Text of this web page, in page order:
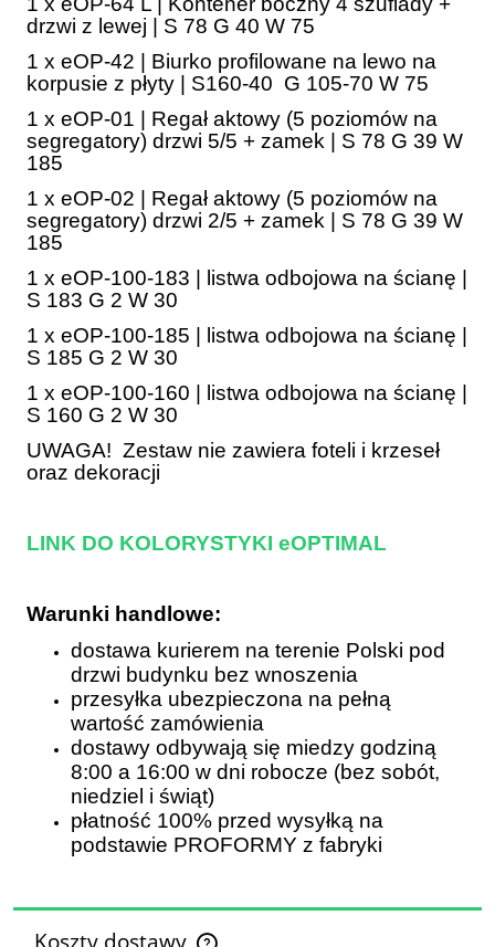
drzwi z lewej | S 78 G 40 W 75
1 x eOP-42 | Biurko profilowane na lewo na
korpusie z płyty | S160-40 G 105-70 W 75
1 x eOP-01 | Regał aktowy (5 poziomów na
segregatory) drzwi 5/5 + zamek | S 78 G 39 W
185
1 x eOP-02 | Regał aktowy (5 poziomów na
segregatory) drzwi 2/5 + zamek | S 78 G 39 W
185
1 x eOP-100-183 | listwa odbojowa na ścianę |
S 183 G 2 W 30
1 x eOP-100-185 | listwa odbojowa na ścianę |
S 185 G 2 W 30
1 x eOP-100-160 | listwa odbojowa na ścianę |
S 160 G 2 W 30
UWAGA! Zestaw nie zawiera foteli i krzeseł
oraz dekoracji
LINK DO KOLORYSTYKI eOPTIMAL
Warunki handlowe:
dostawa kurierem na terenie Polski pod
drzwi budynku bez wnoszenia
przesyłka ubezpieczona na pełną
wartość zamówienia
dostawy odbywają się miedzy godziną
8:00 a 16:00 w dni robocze (bez sobót,
niedziel i świąt)
płatność 100% przed wysyłką na
podstawie PROFORMY z fabryki
Koszty dostawy